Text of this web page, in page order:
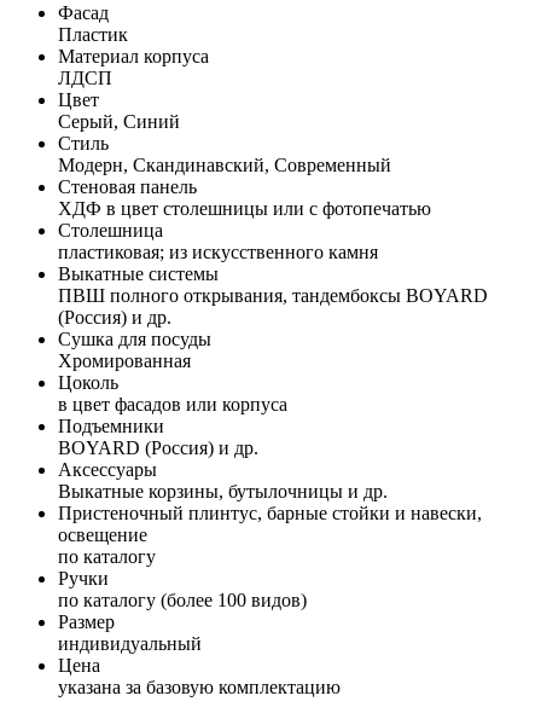
Фасад
Пластик
Материал корпуса
ЛДСП
Цвет
Серый, Синий
Стиль
Модерн, Скандинавский, Современный
Стеновая панель
ХДФ в цвет столешницы или с фотопечатью
Столешница
пластиковая; из искусственного камня
Выкатные системы
ПВШ полного открывания, тандембоксы BOYARD
(Россия) и др.
Сушка для посуды
Хромированная
Цоколь
в цвет фасадов или корпуса
Подъемники
BOYARD (Россия) и др.
Аксессуары
Выкатные корзины, бутылочницы и др.
Пристеночный плинтус, барные стойки и навески,
освещение
по каталогу
Ручки
по каталогу (более 100 видов)
Размер
индивидуальный
Цена
указана за базовую комплектацию